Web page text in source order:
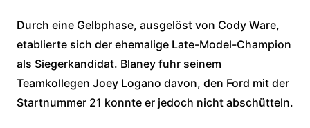
Durch eine Gelbphase, ausgelöst von Cody Ware,
etablierte sich der ehemalige Late-Model-Champion
als Siegerkandidat. Blaney fuhr seinem
Teamkollegen Joey Logano davon, den Ford mit der
Startnummer 21 konnte er jedoch nicht abschütteln.